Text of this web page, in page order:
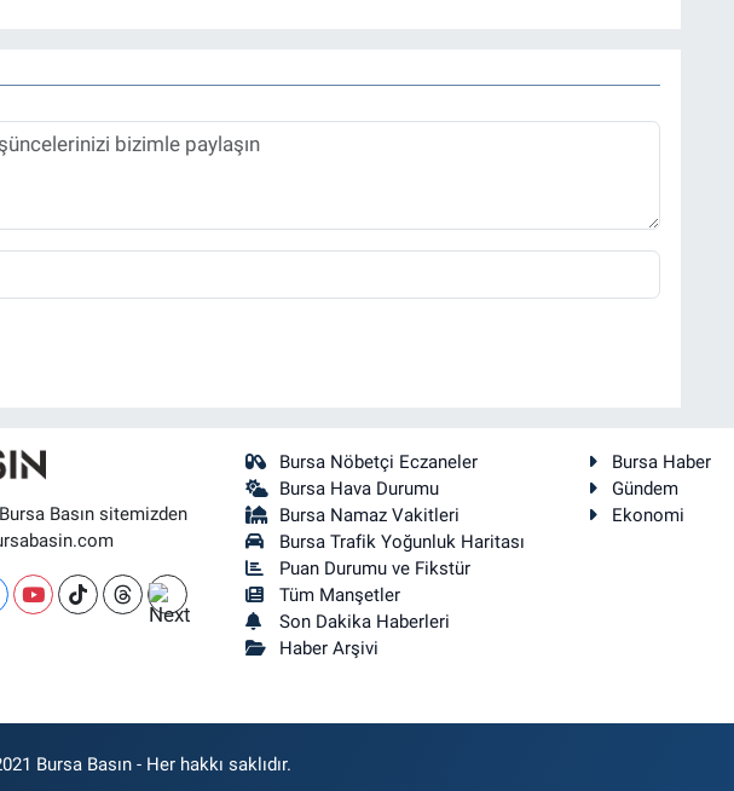
Basın sitemizden
Bursa Nöbetçi Eczaneler
Bursa Hava Durumu
Bursa Namaz Vakitleri
Bursa Trafik Yoğunluk Haritası
Puan Durumu ve Fikstür
Tüm Manşetler
Son Dakika Haberleri
Haber Arşivi
Bursa Haber
Gündem
Ekonomi
Bursa Basın - Her hakkı saklıdır.